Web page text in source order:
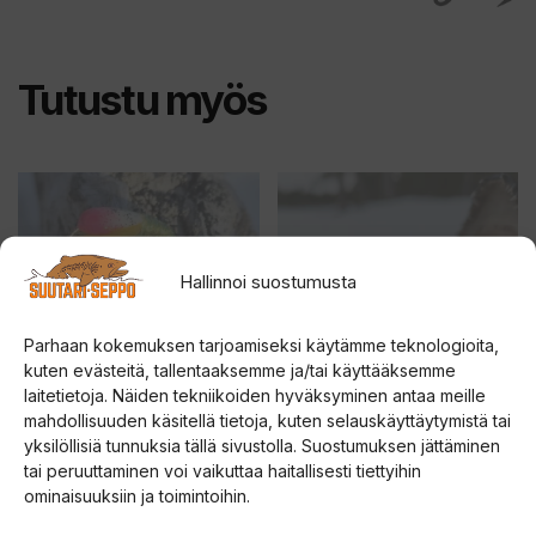
Hallinnoi suostumusta
Parhaan kokemuksen tarjoamiseksi käytämme teknologioita,
kuten evästeitä, tallentaaksemme ja/tai käyttääksemme
laitetietoja. Näiden tekniikoiden hyväksyminen antaa meille
mahdollisuuden käsitellä tietoja, kuten selauskäyttäytymistä tai
yksilöllisiä tunnuksia tällä sivustolla. Suostumuksen jättäminen
tai peruuttaminen voi vaikuttaa haitallisesti tiettyihin
ominaisuuksiin ja toimintoihin.
Tutustu myös
VAPPU KOPPIAINEN
5.00
useampi
Voit
tehdä
valinnat
tuotteen
sivulla.
SINIKUORIAINEN
KOPPIAINEN
useampi
Voit
tehdä
valinnat
tuotteen
sivulla.